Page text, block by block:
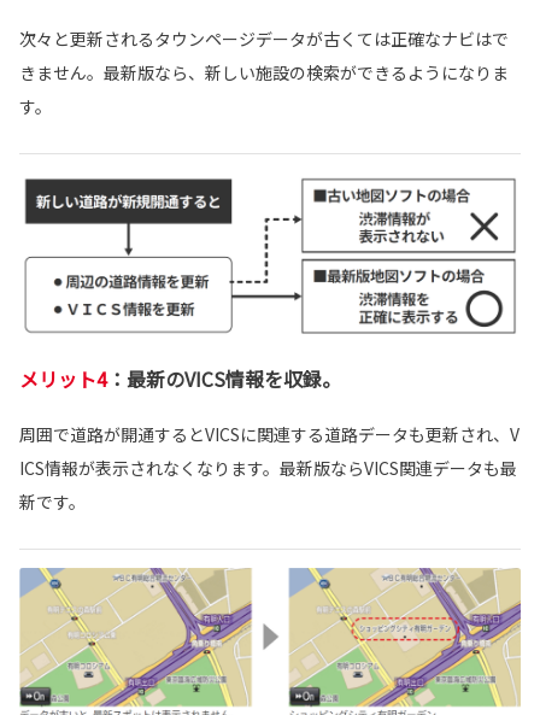
次々と更新されるタウンページデータが古くては正確なナビはで
きません。最新版なら、新しい施設の検索ができるようになりま
す。
メリット4：最新のVICS情報を収録。
周囲で道路が開通するとVICSに関連する道路データも更新され、V
ICS情報が表示されなくなります。最新版ならVICS関連データも最
新です。